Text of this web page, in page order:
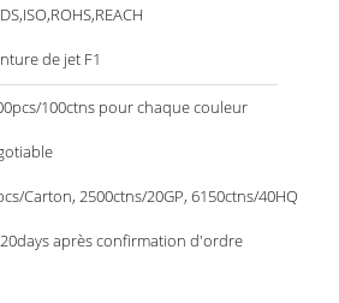
de jet F1
100ctns pour chaque couleur
Carton, 2500ctns/20GP, 6150ctns/40HQ
après confirmation d'ordre